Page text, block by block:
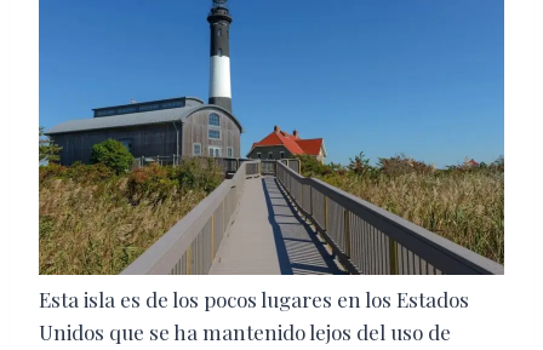
Esta isla es de los pocos lugares en los Estados
Unidos que se ha mantenido lejos del uso de